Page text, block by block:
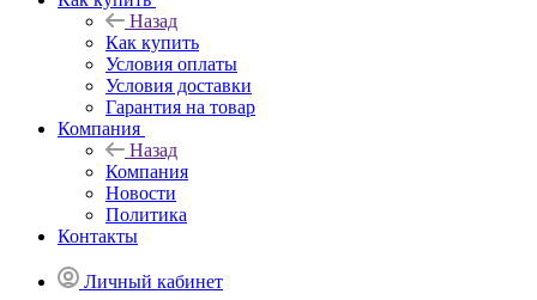
Назад
Как купить
Условия оплаты
Условия доставки
Гарантия на товар
Компания
Назад
Компания
Новости
Политика
Контакты
Личный кабинет